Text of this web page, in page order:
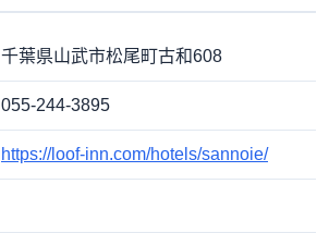
千葉県山武市松尾町古和608
055-244-3895
https://loof-inn.com/hotels/sannoie/